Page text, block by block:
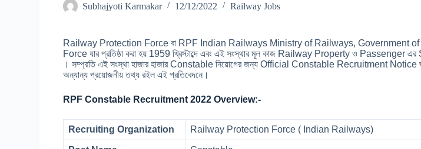
Subhajyoti Karmakar 12/12/2022 Railway Jobs
Railway Protection Force বা RPF Indian Railways Ministry of Railways, Government
Force যার প্রতিষ্ঠা করা হয় 1959 খ্রিস্টাব্দে এবং এই সংস্থার মূল কাজ Railway Property ও Passenger
। সম্প্রতি এই সংস্থা হাজার হাজার Constable নিয়োগের জন্য Official Constable Recruitment Notice
অন্যান্য প্রয়োজনীয় তথ্য রইল এই প্রতিবেদনে।
RPF Constable Recruitment 2022 Overview:-
Recruiting Organization Railway Protection Force ( Indian Railways)